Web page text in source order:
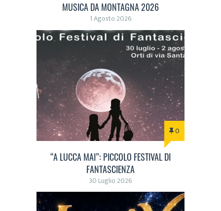
MUSICA DA MONTAGNA 2026
1 Agosto 2026
0
“A LUCCA MAI”: PICCOLO FESTIVAL DI
FANTASCIENZA
30 Luglio 2026